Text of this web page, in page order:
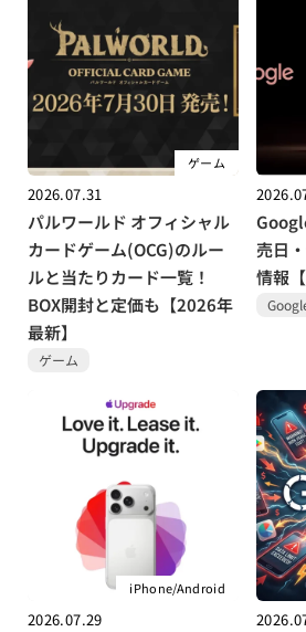
ゲーム
2026.07.31
パルワールド オフィシャル
カードゲーム(OCG)のルー
ルと当たりカード一覧！
BOX開封と定価も【2026年
最新】
ゲーム
売日
情報
iPhone/Android
2026.07.29